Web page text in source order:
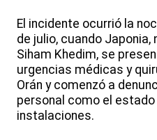
El incidente ocurrió la
de julio, cuando
Siham Khedim, se
urgencias médicas y
Orán y comenzó a
personal como el
instalaciones.